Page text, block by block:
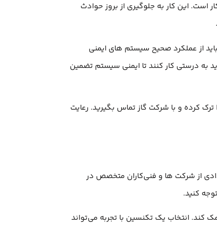
است. این کار به جلوگیری از بروز حوادث
از عملکرد صحیح سیستم‌ های ایمنی
درستی کار کنند تا ایمنی سیستم تضمین
کرده و با شرکت گاز تماس بگیرید. رعایت
از شرکت‌ ها و فنی‌کاران متخصص در
کنید.
کند. انتخاب یک تکنسین با تجربه می‌تواند